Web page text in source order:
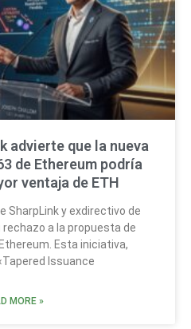
advierte que la nueva
de Ethereum podría
ventaja de ETH
SharpLink y exdirectivo de
a la propuesta de
Esta iniciativa,
Issuance
MORE »